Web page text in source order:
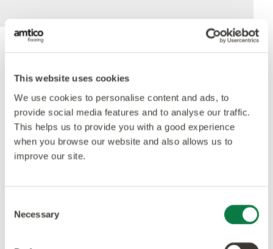
This website uses cookies
We use cookies to personalise content and ads, to
provide social media features and to analyse our traffic.
This helps us to provide you with a good experience
when you browse our website and also allows us to
improve our site.
Selection
Necessary